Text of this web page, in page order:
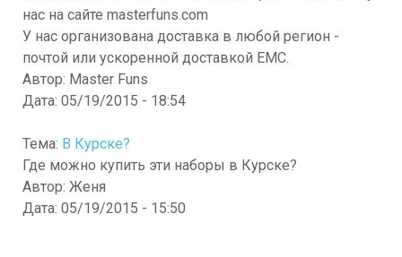
нас на сайте masterfuns.com
У нас организована доставка в любой регион -
почтой или ускоренной доставкой ЕМС.
Автор: Master Funs
Дата: 05/19/2015 - 18:54
Тема: В Курске?
Где можно купить эти наборы в Курске?
Автор: Женя
Дата: 05/19/2015 - 15:50